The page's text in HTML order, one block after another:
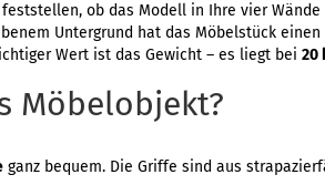
ob das Modell in Ihre vier Wände
Untergrund hat das Möbelstück
Wert ist das Gewicht – es liegt bei 20
Möbelobjekt?
ganz bequem. Die Griffe sind aus